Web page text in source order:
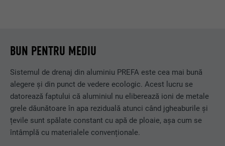
BUN PENTRU MEDIU
Sistemul de drenaj din aluminiu PREFA este cea mai bună
alegere și din punct de vedere ecologic. Acest lucru se
datorează faptului că aluminiul nu eliberează ioni de metale
grele dăunătoare în apa reziduală atunci când jgheaburile și
țevile sunt spălate constant cu apă de ploaie, așa cum se
întâmplă cu materialele convenționale.